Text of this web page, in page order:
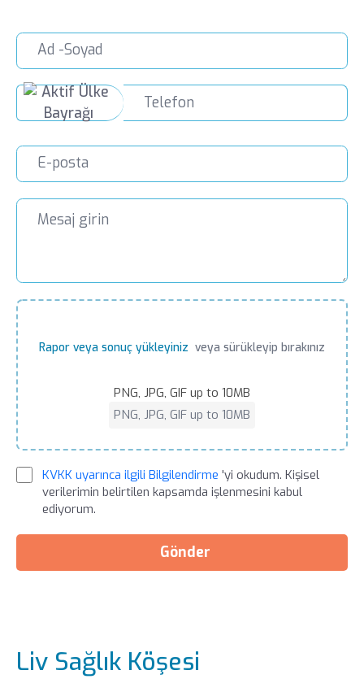
Rapor veya sonuç yükleyiniz veya sürükleyip bırakınız
PNG, JPG, GIF up to 10MB
PNG, JPG, GIF up to 10MB
KVKK uyarınca ilgili Bilgilendirme 'yi okudum. Kişisel
verilerimin belirtilen kapsamda işlenmesini kabul
ediyorum.
Gönder
Liv Sağlık Köşesi